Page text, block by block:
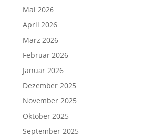
Mai 2026
April 2026
März 2026
Februar 2026
Januar 2026
Dezember 2025
November 2025
Oktober 2025
September 2025